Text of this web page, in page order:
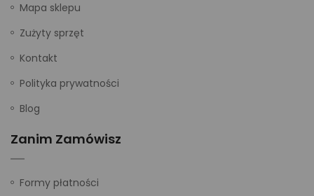
Mapa sklepu
Zużyty sprzęt
Kontakt
Polityka prywatności
Blog
Zanim Zamówisz
Formy płatności